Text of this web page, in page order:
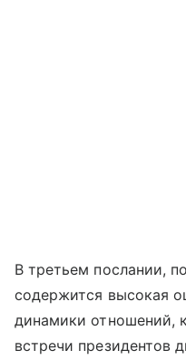
В третьем послании,
содержится высокая
динамики отношений,
встречи президентов